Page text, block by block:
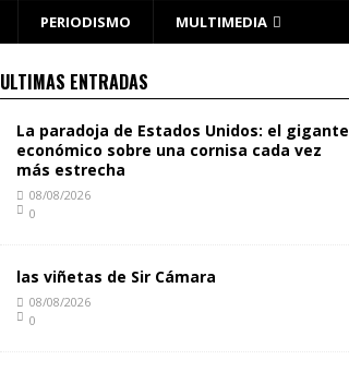
PERIODISMO MULTIMEDIA
ULTIMAS ENTRADAS
La paradoja de Estados Unidos: el gigante
económico sobre una cornisa cada vez
más estrecha
08/08/2026
0
las viñetas de Sir Cámara
08/08/2026
0